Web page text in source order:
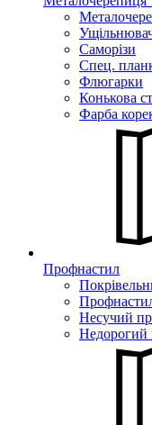
Саморізи
Спец.
Флюгарки
Конькова
Фарба
Профнастил
Несучий
Недорогий